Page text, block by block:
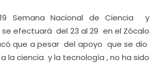
Semana Nacional de Ciencia y
se efectuará del 23 al 29 en el Zócalo
que a pesar del apoyo que se dio
la ciencia y la tecnología , no ha sido